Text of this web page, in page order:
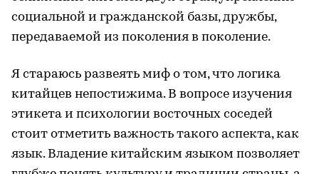
социальной и гражданской базы, дружбы,
передаваемой из поколения в поколение.
Я стараюсь развеять миф о том, что логика
китайцев непостижима. В вопросе изучения
этикета и психологии восточных соседей
стоит отметить важность такого аспекта, как
язык. Владение китайским языком позволяет